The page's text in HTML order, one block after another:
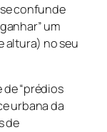
confunde
um
altura) no seu
de “prédios
urbana da
de